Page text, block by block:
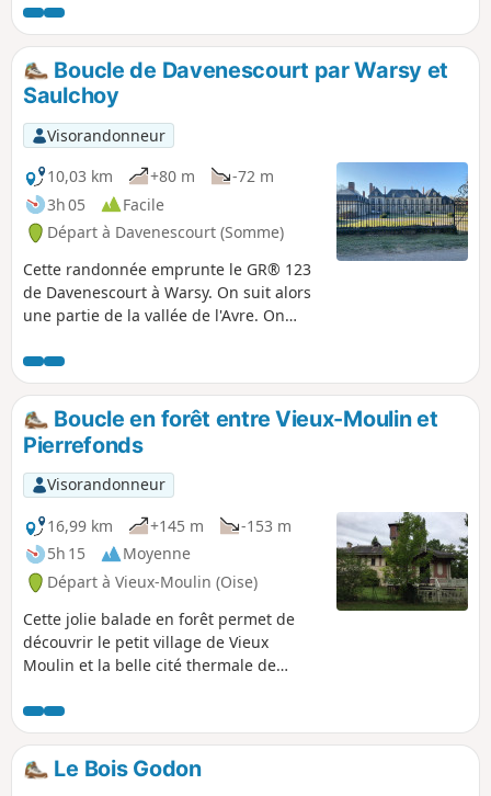
plusieurs points de vue, découvrir des
arbres remarquables et vous désaltérer
à la Fontaine Maitre Jean. Deux accès en
voiture sont possibles dont l'un voisin
d'une aire de pique-nique ombragée.
Boucle de Davenescourt par Warsy et
Saulchoy
Visorandonneur
10,03 km
+80 m
-72 m
3h 05
Facile
Départ à Davenescourt (Somme)
Cette randonnée emprunte le GR® 123
de Davenescourt à Warsy. On suit alors
une partie de la vallée de l'Avre. On
ce village on quitte le GR® pour
remonter sur le plateau du Santerre
jusqu’au joli hameau de Saulchoy-sur-
Davenescourt. La traversée du Bois
Morière permet de rejoindre la D160 au
niveau du monument élevé en
l'honneur du Commandant de Banville.
La pittoresque descente vers
Davenescourt permet d’arriver devant
l’impressionnant château du XVIIIe
avant de terminer la boucle.
Boucle en forêt entre Vieux-Moulin et
Pierrefonds
Visorandonneur
16,99 km
+145 m
-153 m
5h 15
Moyenne
Départ à Vieux-Moulin (Oise)
Cette jolie balade en forêt permet de
découvrir le petit village de Vieux
Moulin et la belle cité thermale de
entière pour son château médiéval du
XIXe siècle ! À voir aussi le Prieuré du
Mont Saint-Pierre, le Pavillon Eugénie et
l'Étang Saint-Pierre au retour.
Le Bois Godon